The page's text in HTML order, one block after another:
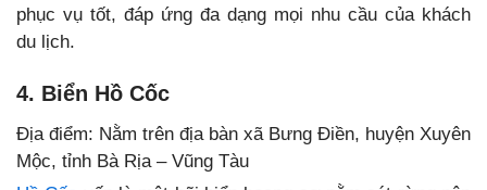
phục vụ tốt, đáp ứng đa dạng mọi nhu cầu của khách
du lịch.
4. Biển Hồ Cốc
Địa điểm: Nằm trên địa bàn xã Bưng Điền, huyện Xuyên
Mộc, tỉnh Bà Rịa – Vũng Tàu